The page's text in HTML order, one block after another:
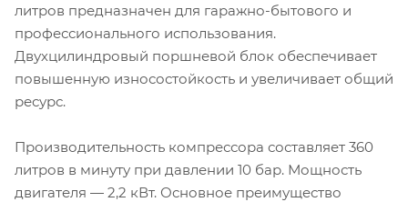
литров предназначен для гаражно-бытового и
профессионального использования.
Двухцилиндровый поршневой блок обеспечивает
повышенную износостойкость и увеличивает общий
ресурс.
Производительность компрессора составляет 360
литров в минуту при давлении 10 бар. Мощность
двигателя — 2,2 кВт. Основное преимущество